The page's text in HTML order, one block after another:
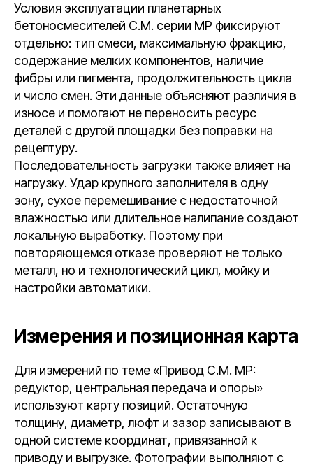
Условия эксплуатации планетарных
бетоносмесителей C.M. серии MP фиксируют
отдельно: тип смеси, максимальную фракцию,
содержание мелких компонентов, наличие
фибры или пигмента, продолжительность цикла
и число смен. Эти данные объясняют различия в
износе и помогают не переносить ресурс
деталей с другой площадки без поправки на
рецептуру.
Последовательность загрузки также влияет на
нагрузку. Удар крупного заполнителя в одну
зону, сухое перемешивание с недостаточной
влажностью или длительное налипание создают
локальную выработку. Поэтому при
повторяющемся отказе проверяют не только
металл, но и технологический цикл, мойку и
настройки автоматики.
Измерения и позиционная карта
Для измерений по теме «Привод C.M. MP:
редуктор, центральная передача и опоры»
используют карту позиций. Остаточную
толщину, диаметр, люфт и зазор записывают в
одной системе координат, привязанной к
приводу и выгрузке. Фотографии выполняют с